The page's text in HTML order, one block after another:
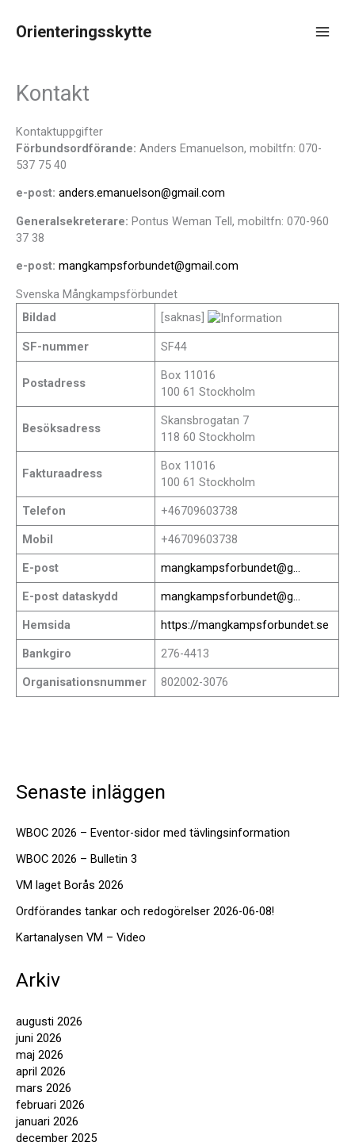
innehållOrienteringsskytte
Kontakt
Kontaktuppgifter
Förbundsordförande: Anders Emanuelson, mobiltfn: 070-
537 75 40
e-post: anders.emanuelson@gmail.com
Generalsekreterare: Pontus Weman Tell, mobiltfn: 070-960
37 38
e-post: mangkampsforbundet@gmail.com
Svenska Mångkampsförbundet
Bildad
[saknas]
SF-nummer SF44
Postadress
Box 11016
100 61 Stockholm
Besöksadress
Skansbrogatan 7
118 60 Stockholm
Fakturaadress
Box 11016
100 61 Stockholm
Telefon
+46709603738
Mobil
+46709603738
E-post
mangkampsforbundet@g…
E-post dataskydd
mangkampsforbundet@g…
Hemsida
https://mangkampsforbundet.se
Bankgiro
276-4413
Organisationsnummer
802002-3076
Senaste inläggen
WBOC 2026 – Eventor-sidor med tävlingsinformation
WBOC 2026 – Bulletin 3
VM laget Borås 2026
Ordförandes tankar och redogörelser 2026-06-08!
Kartanalysen VM – Video
Arkiv
augusti 2026
juni 2026
maj 2026
april 2026
mars 2026
februari 2026
januari 2026
december 2025